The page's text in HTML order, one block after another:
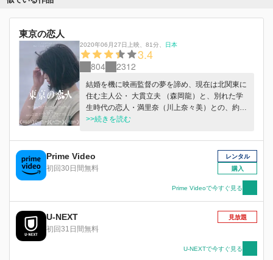
東京の恋人
2020年06月27日上映、 81分、 日本
3.4
804 2312
結婚を機に映画監督の夢を諦め、現在は北関東に
住む主人公・ 大貫立夫 （森岡龍）と、別れた学
生時代の恋人・満里奈（川上奈々美）との、約10
年ぶりの再会をきっかけに、それぞれの青春に決
のラブストーリー。
>>続きを読む
Prime Video
初回30日間無料
レンタル
購入
Prime Videoで今すぐ見る
U-NEXT
初回31日間無料
見放題
U-NEXTで今すぐ見る